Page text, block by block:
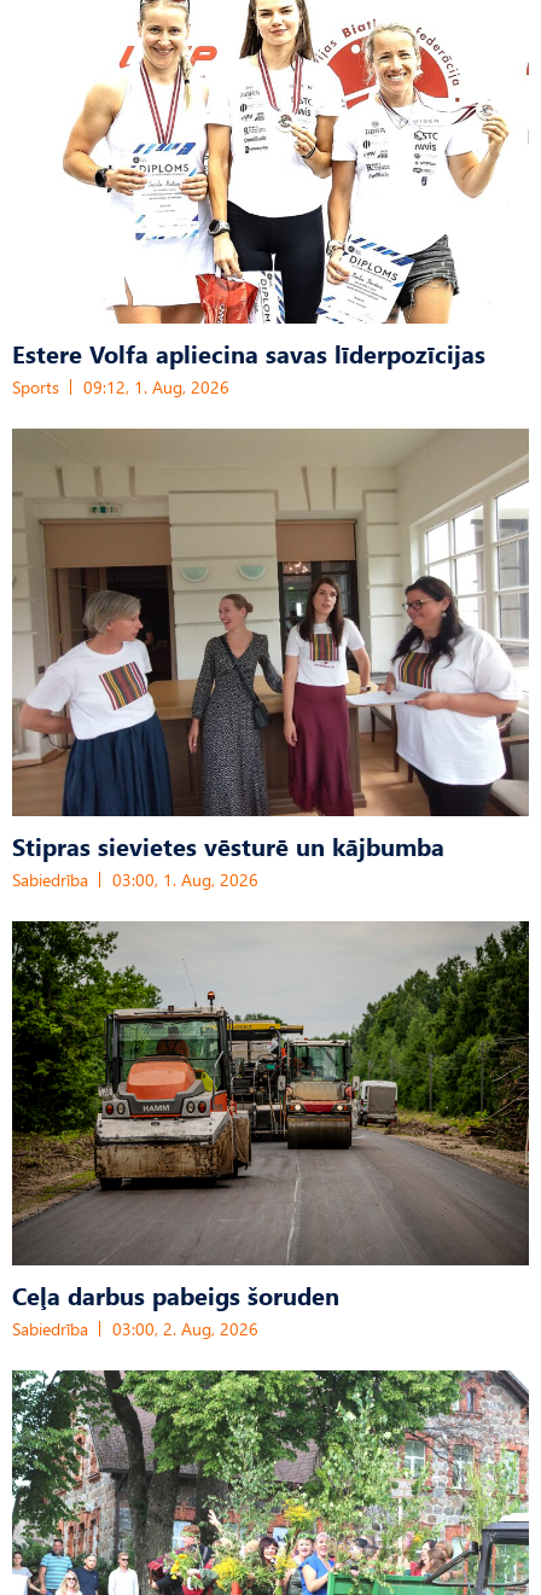
Estere Volfa apliecina savas līderpozīcijas
Sports 09:12, 1. Aug, 2026
Stipras sievietes vēsturē un kājbumba
Sabiedrība 03:00, 1. Aug, 2026
Ceļa darbus pabeigs šoruden
Sabiedrība 03:00, 2. Aug, 2026